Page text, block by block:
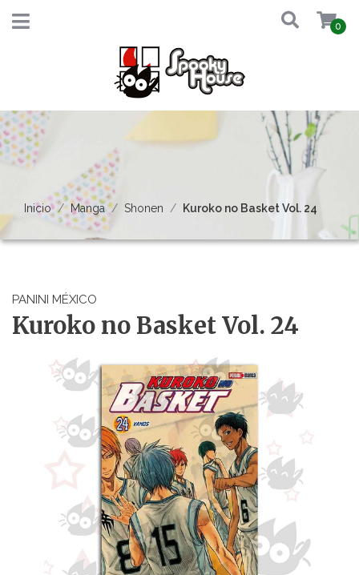
0
Inicio Manga Shonen Kuroko no Basket Vol. 24
PANINI MÉXICO
Kuroko no Basket Vol. 24